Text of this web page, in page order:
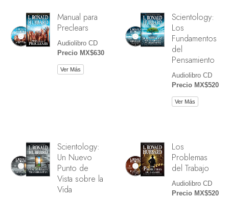
Manual para
Preclears
Audiolibro CD
Precio MX$630
Ver Más
Scientology:
Los
Fundamentos
del
Pensamiento
Audiolibro CD
Precio MX$520
Ver Más
Scientology:
Un Nuevo
Punto de
Vista sobre la
Vida
Los
Problemas
del Trabajo
Audiolibro CD
Precio MX$520